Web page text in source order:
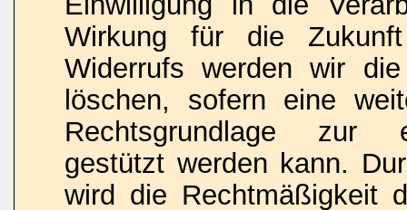
Wirkung für die
Widerrufs werden wir
löschen, sofern eine
Rechtsgrundlage zur
gestützt werden kann.
wird die Rechtmäßigkeit